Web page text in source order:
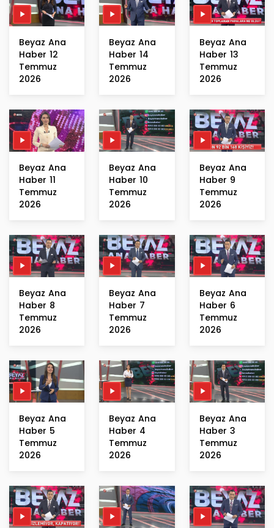
Beyaz Ana
Haber 12
Temmuz
2026
Beyaz Ana
Haber 14
Temmuz
2026
Beyaz Ana
Haber 13
Temmuz
2026
Beyaz Ana
Haber 11
Temmuz
2026
Beyaz Ana
Haber 10
Temmuz
2026
Beyaz Ana
Haber 9
Temmuz
2026
Beyaz Ana
Haber 8
Temmuz
2026
Beyaz Ana
Haber 7
Temmuz
2026
Beyaz Ana
Haber 6
Temmuz
2026
Beyaz Ana
Haber 5
Temmuz
2026
Beyaz Ana
Haber 4
Temmuz
2026
Beyaz Ana
Haber 3
Temmuz
2026